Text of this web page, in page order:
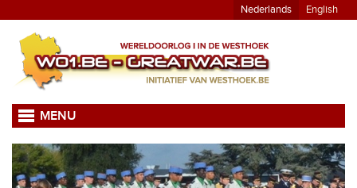
Nederlands English
MENU